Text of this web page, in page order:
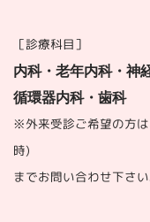
［診療科目］
内科・老年内科・神
循環器内科・歯科
※外来受診ご希望の方は
時)
までお問い合わせ下さい